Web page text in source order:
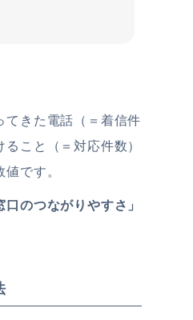
てきた電話（＝着信件
こと（＝対応件数）
です。
のつながりやすさ」